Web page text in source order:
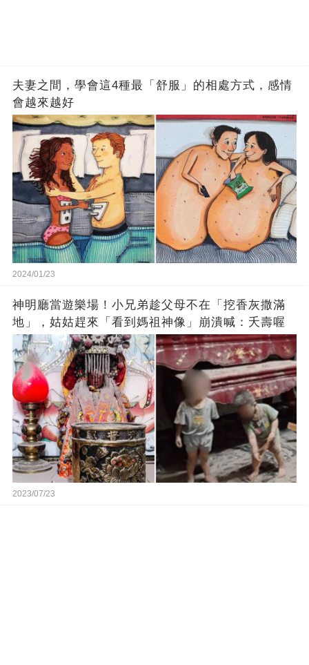
夫妻之間，學會這4種最「舒服」的相處方式，感情
會越來越好
2024/01/23
神明廳當遊樂場！小兄弟趁父母不在「挖香灰撒滿
地」，姑姑趕來「看到媽祖神像」崩潰喊：夭壽喔
2023/07/23